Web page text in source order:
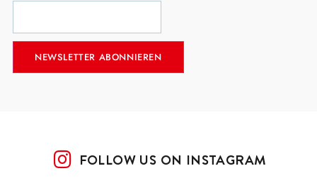
FOLLOW US ON INSTAGRAM